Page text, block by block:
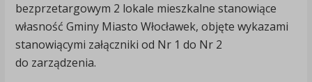
bezprzetargowym 2 lokale mieszkalne stanowiące
własność Gminy Miasto Włocławek, objęte wykazami
stanowiącymi załączniki od Nr 1 do Nr 2
do zarządzenia.